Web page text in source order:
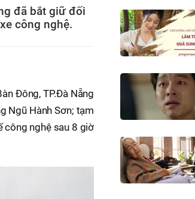
đã bắt giữ đối
công nghệ.
Đông, TP.Đà Nẵng
Ngũ Hành Sơn; tạm
công nghệ sau 8 giờ